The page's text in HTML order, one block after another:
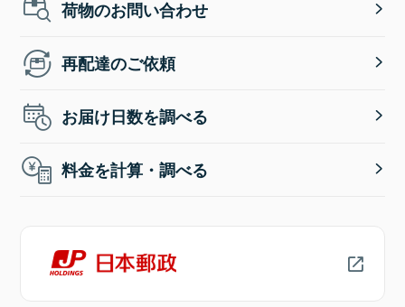
荷物のお問い合わせ
再配達のご依頼
お届け日数を調べる
料金を計算・調べる